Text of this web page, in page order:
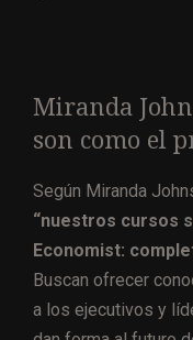
Miranda
son como el
Según Miranda
“nuestros cursos
Economist:
Buscan ofrecer
a los ejecutivos y